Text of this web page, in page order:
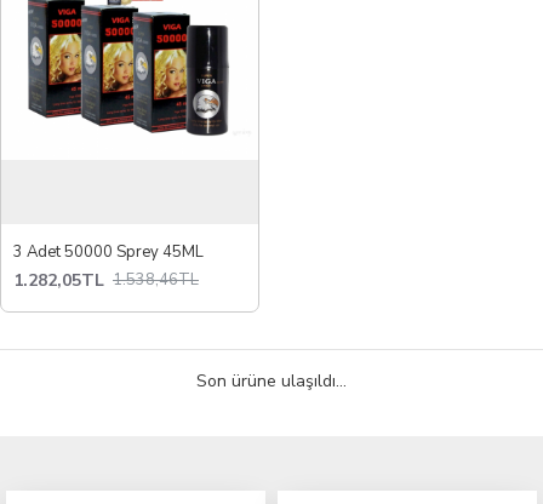
3 Adet 50000 Sprey 45ML
1.282,05TL 1.538,46TL
Son ürüne ulaşıldı...